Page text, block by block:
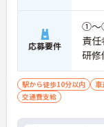
応募要件
①～
責
研
(ま
通自
駅から徒歩10分以内 車
交通費支給